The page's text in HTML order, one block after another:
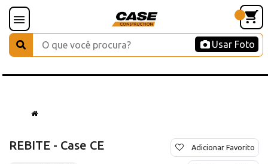
Usar Foto
REBITE - Case CE Adicionar Favorito